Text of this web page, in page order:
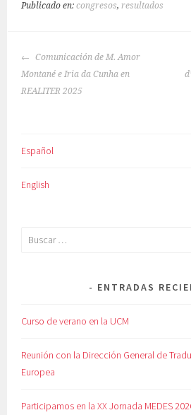
Publicado en:congresos,resultados
NAVEGACIÓN
DE
ENTRADAS
Comunicación de M. Amor
Montané e Iria da Cunha en
REALITER 2025
Español
English
Buscar:
ENTRADAS
Curso de verano en la UCM
Reunión con la Dirección General de
Europea
Participamos en la XX Jornada MEDES